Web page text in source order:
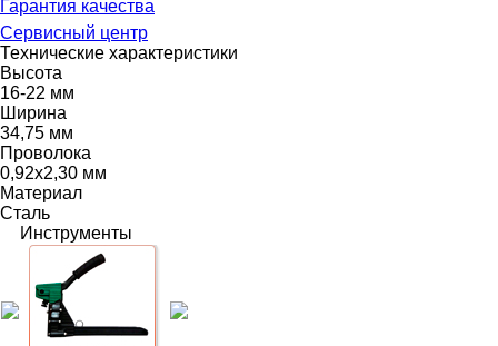
Гарантия качества
Сервисный центр
Технические характеристики
Высота
16-22 мм
Ширина
34,75 мм
Проволока
0,92х2,30 мм
Материал
Сталь
Инструменты